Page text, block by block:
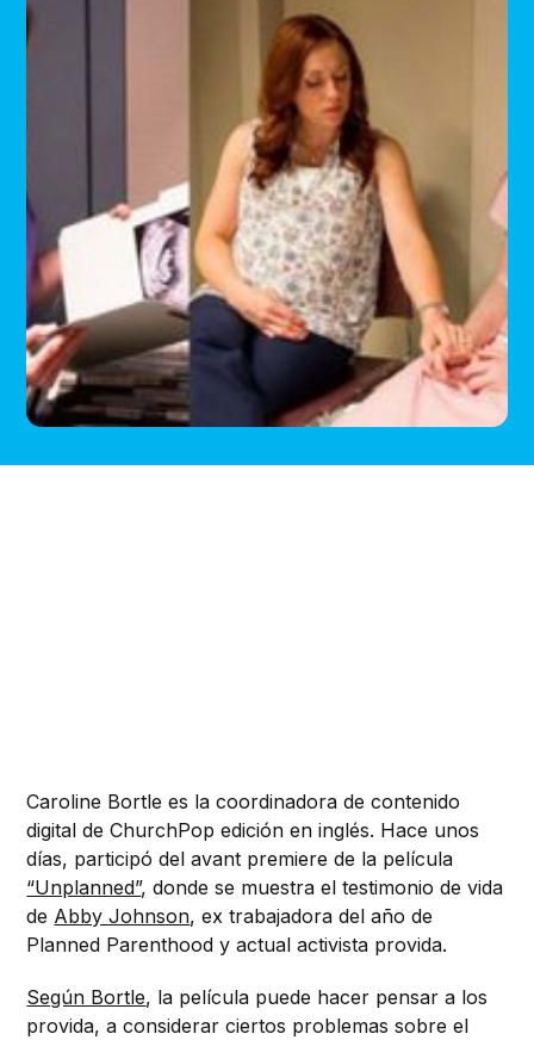
Caroline Bortle es la coordinadora de contenido
digital de ChurchPop edición en inglés. Hace unos
días, participó del avant premiere de la película
“Unplanned”, donde se muestra el testimonio de vida
de Abby Johnson, ex trabajadora del año de
Planned Parenthood y actual activista provida.
Según Bortle, la película puede hacer pensar a los
provida, a considerar ciertos problemas sobre el